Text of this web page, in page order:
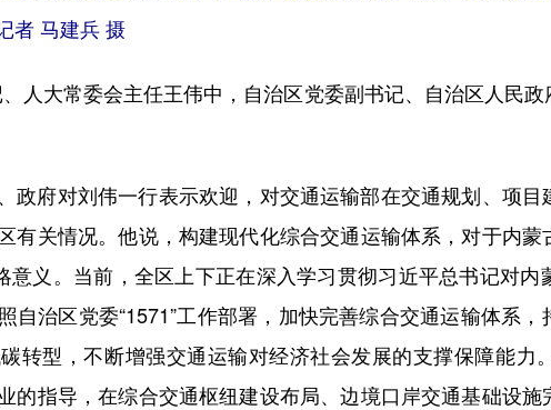
者 马建兵 摄
人大常委会主任王伟中，自治区党委副书记、自治区人民
府对刘伟一行表示欢迎，对交通运输部在交通规划、项目
有关情况。他说，构建现代化综合交通运输体系，对于内
意义。当前，全区上下正在深入学习贯彻习近平总书记对
自治区党委“1571”工作部署，加快完善综合交通运输体系
转型，不断增强交通运输对经济社会发展的支撑保障能力
的指导，在综合交通枢纽建设布局、边境口岸交通基础设